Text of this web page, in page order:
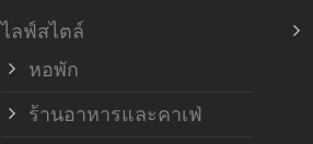
ไลฟ์สไตล์
หอพัก
ร้านอาหารและคาเฟ่